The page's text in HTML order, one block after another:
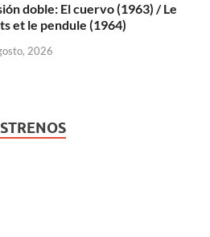
doble: El cuervo (1963) / Le
et le pendule (1964)
2026